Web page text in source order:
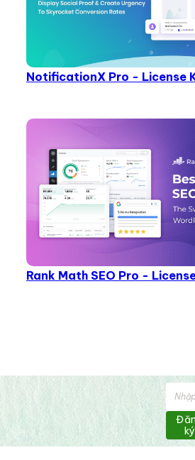
NotificationX Pro - License
Rank Math SEO Pro -
ký